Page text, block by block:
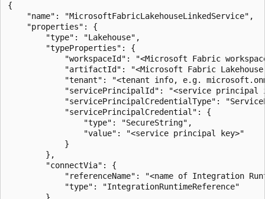
{
    "name": "MicrosoftFabricLakehouseLinkedService",
    "properties": {
        "type": "Lakehouse",
        "typeProperties": {
"workspaceId": "<Microsoft Fabric
"artifactId": "<Microsoft Fabric
"tenant": "<tenant info, e.g.
"servicePrincipalId": "<service principal
"servicePrincipalCredentialType":
            "servicePrincipalCredential": {
                "type": "SecureString",
                "value": "<service principal key>"
            }
        },
        "connectVia": {
"referenceName": "<name of Integration
            "type": "IntegrationRuntimeReference"